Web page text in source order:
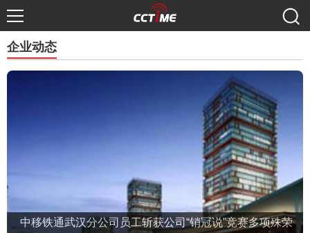
企业动态
中移铁通武汉分公司员工斩获公司“销冠说”竞赛多项殊荣